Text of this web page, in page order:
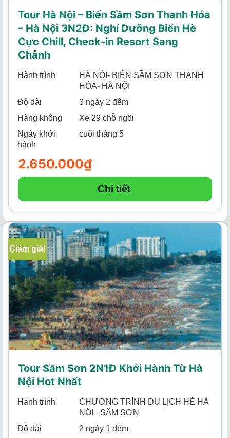
Tour Hà Nội – Biển Sầm Sơn Thanh Hóa
– Hà Nội 3N2Đ: Nghỉ Dưỡng Biển Hè
Cực Chill, Check-in Resort Sang
Chảnh
Hành trình
HÀ NỘI- BIỂN SẦM SƠN THANH
HÓA- HÀ NỘI
Độ dài
3 ngày 2 đêm
Hàng không
Xe 29 chỗ ngồi
Ngày khởi
hành
cuối tháng 5
2.650.000₫
Chi tiết
Giảm giá!
Tour Sầm Sơn 2N1Đ Khởi Hành Từ Hà
Nội Hot Nhất
Hành trình
CHƯƠNG TRÌNH DU LỊCH HÈ HÀ
NỘI - SẦM SƠN
Độ dài
2 ngày 1 đêm